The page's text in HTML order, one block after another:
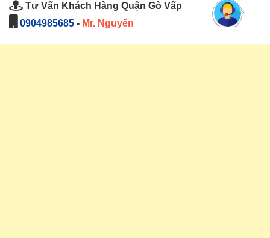
Tư Vấn Khách Hàng Quận Gò Vấp
0904985685 - Mr. Nguyên